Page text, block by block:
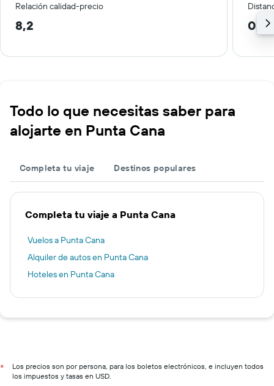
Relación calidad-precio
8,2 0,6
Todo lo que necesitas saber para
alojarte en Punta Cana
Completa tu viaje Destinos populares
Completa tu viaje a Punta Cana
Vuelos a Punta Cana
Alquiler de autos en Punta Cana
Hoteles en Punta Cana
*
Los precios son por persona, para los boletos electrónicos, e incluyen todos
los impuestos y tasas en USD.